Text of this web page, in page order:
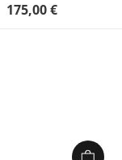
175,00 €